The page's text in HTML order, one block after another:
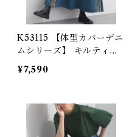
K53115 【体型カバーデニ
ムシリーズ】 キルティン
グ×8ozデニム異素材スカ
ート / Quilted × 8oz De
¥7,590